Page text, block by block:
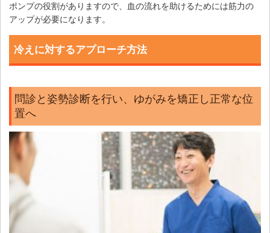
ポンプの役割がありますので、血の流れを助けるためには筋力の
アップが必要になります。
冷えに対するアプローチ方法
問診と姿勢診断を行い、ゆがみを矯正し正常な位
置へ